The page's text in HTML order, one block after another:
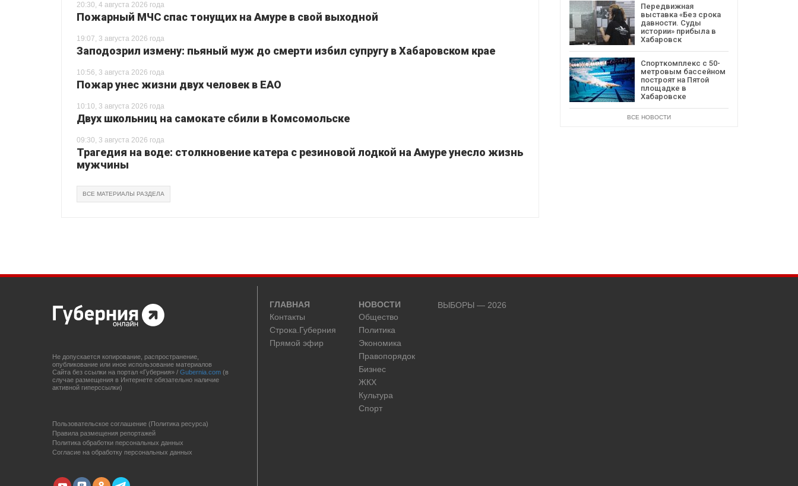
20:30, 4 августа 2026 года
Пожарный МЧС спас тонущих на Амуре в свой выходной
19:07, 3 августа 2026 года
Заподозрил измену: пьяный муж до смерти избил супругу в Хабаровском крае
10:56, 3 августа 2026 года
Пожар унес жизни двух человек в ЕАО
10:10, 3 августа 2026 года
Двух школьниц на самокате сбили в Комсомольске
09:30, 3 августа 2026 года
Трагедия на воде: столкновение катера с резиновой лодкой на Амуре унесло жизнь
мужчины
ВСЕ МАТЕРИАЛЫ РАЗДЕЛА
Передвижная
выставка «Без срока
давности. Суды
истории» прибыла в
Хабаровск
Спорткомплекс с 50-
метровым бассейном
построят на Пятой
площадке в
Хабаровске
ВСЕ НОВОСТИ
Не допускается копирование, распространение,
опубликование или иное использование материалов
Сайта без ссылки на портал «Губерния» / Gubernia.com (в
случае размещения в Интернете обязательно наличие
активной гиперссылки)
Пользовательское соглашение (Политика ресурса)
Правила размещения репортажей
Политика обработки персональных данных
Согласие на обработку персональных данных
ГЛАВНАЯ
Контакты
Строка.Губерния
Прямой эфир
НОВОСТИ
Общество
Политика
Экономика
Правопорядок
Бизнес
ЖКХ
Культура
Спорт
ВЫБОРЫ — 2026